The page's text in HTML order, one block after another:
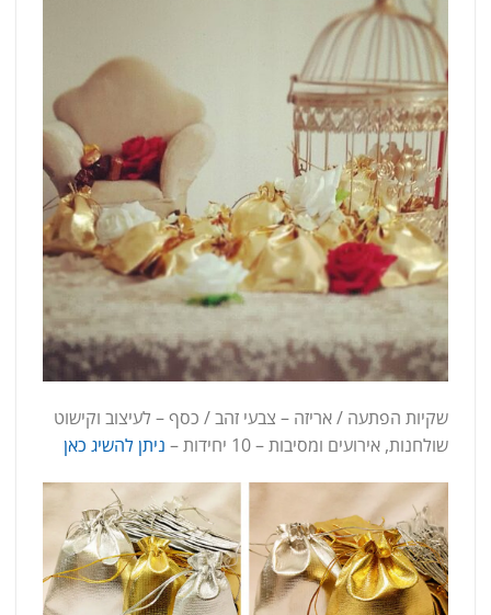
שקיות הפתעה / אריזה – צבעי זהב / כסף – לעיצוב וקישוט
שולחנות, אירועים ומסיבות – 10 יחידות –
ניתן להשיג כאן